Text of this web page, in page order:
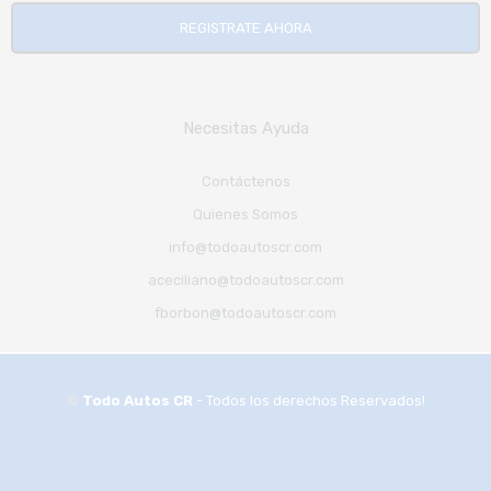
Necesitas Ayuda
Contáctenos
Quienes Somos
info@todoautoscr.com
aceciliano@todoautoscr.com
fborbon@todoautoscr.com
Todo Autos CR - Todos los derechos Reservados!